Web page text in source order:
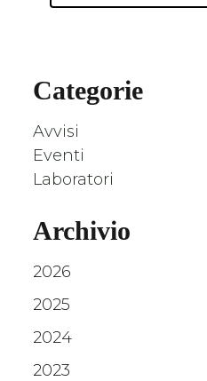
Categorie
Avvisi
Eventi
Laboratori
Archivio
2026
2025
2024
2023